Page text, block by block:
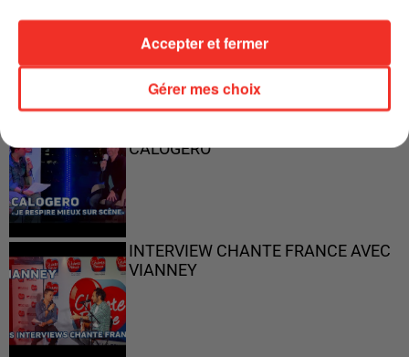
PARFAITS"
CALOGERO
INTERVIEW CHANTE FRANCE AVEC
VIANNEY
Gérer mes choix
Accepter et fermer